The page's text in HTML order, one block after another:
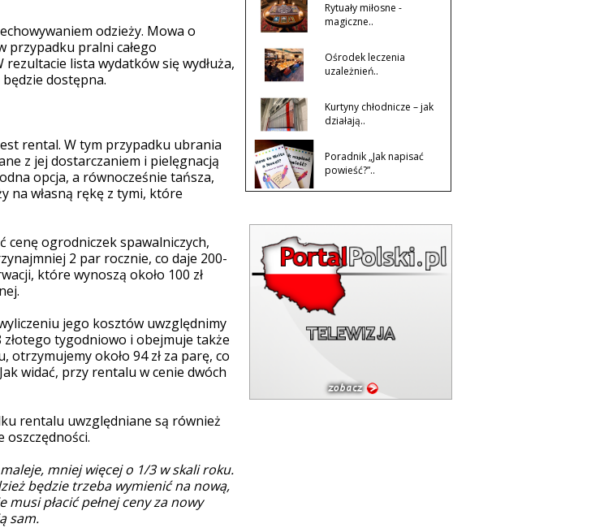
odzieży. Mowa o
przypadku pralni całego
lista wydatków się wydłuża,
dostępna.
rental. W tym przypadku ubrania
z jej dostarczaniem i pielęgnacją
opcja, a równocześnie tańsza,
na własną rękę z tymi, które
ogrodniczek spawalniczych,
2 par rocznie, co daje 200-
które wynoszą około 100 zł
jego kosztów uwzględnimy
złotego tygodniowo i obejmuje także
około 94 zł za parę, co
widać, przy rentalu w cenie dwóch
rentalu uwzględniane są również
oszczędności.
mniej więcej o 1/3 w skali roku.
będzie trzeba wymienić na nową,
płacić pełnej ceny za nowy
sam.
Rytuały miłosne -
magiczne..
Ośrodek leczenia
uzależnień..
Kurtyny chłodnicze – jak
działają..
Poradnik „Jak napisać
powieść?”..